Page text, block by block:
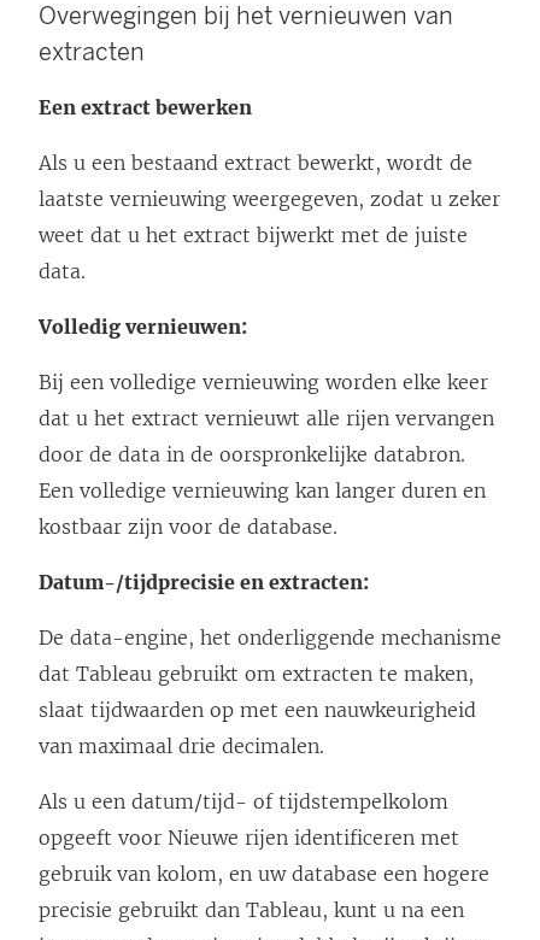
Overwegingen bij het vernieuwen van
extracten
Een extract bewerken
Als u een bestaand extract bewerkt, wordt de
laatste vernieuwing weergegeven, zodat u zeker
weet dat u het extract bijwerkt met de juiste
data.
Volledig vernieuwen:
Bij een volledige vernieuwing worden elke keer
dat u het extract vernieuwt alle rijen vervangen
door de data in de oorspronkelijke databron.
Een volledige vernieuwing kan langer duren en
kostbaar zijn voor de database.
Datum-/tijdprecisie en extracten:
De data-engine, het onderliggende mechanisme
dat Tableau gebruikt om extracten te maken,
slaat tijdwaarden op met een nauwkeurigheid
van maximaal drie decimalen.
Als u een datum/tijd- of tijdstempelkolom
opgeeft voor Nieuwe rijen identificeren met
gebruik van kolom, en uw database een hogere
precisie gebruikt dan Tableau, kunt u na een